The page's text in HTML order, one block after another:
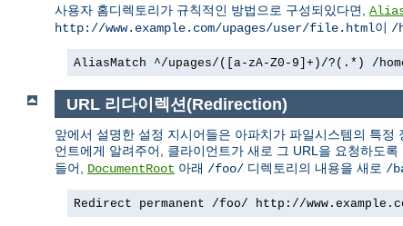
사용자 홈디렉토리가 규칙적인 방법으로 구성되있다면,
http://www.example.com/upages/user/file.html이 /
AliasMatch ^/upages/([a-zA-Z0-9]+)/?(.*) /
URL 리다이렉션(Redirection)
앞에서 설명한 설정 지시어들은 아파치가 파일시스템의 특
언트에게 알려주어, 클라이언트가 새로 그 URL을 요청하도
들어, DocumentRoot 아래 /foo/ 디렉토리의 내용을 새로 /
Redirect permanent /foo/ http://